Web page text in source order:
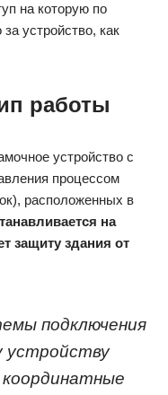
на которую по
устройство, как
работы
устройство с
процессом
расположенных в
на
защиту здания от
подключения
устройству